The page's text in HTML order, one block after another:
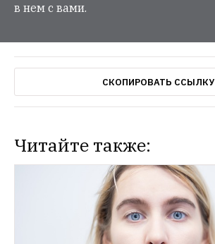
в нем с вами.
СКОПИРОВАТЬ ССЫЛКУ
Читайте также: